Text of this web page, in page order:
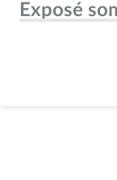
Exposé